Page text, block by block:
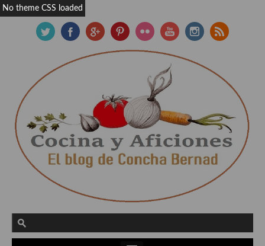
No theme CSS loaded